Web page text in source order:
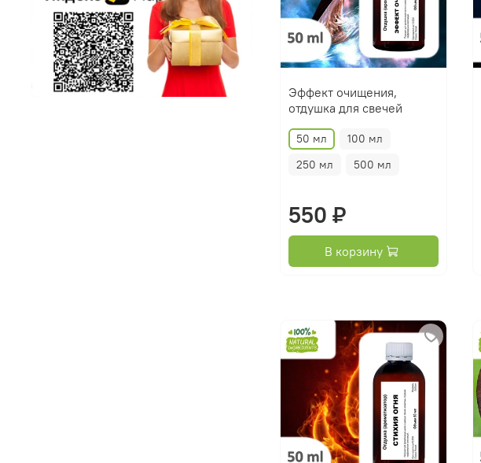
Эффект очищения,
отдушка для свечей
50 мл
100 мл
250 мл
500 мл
550 ₽
В корзину